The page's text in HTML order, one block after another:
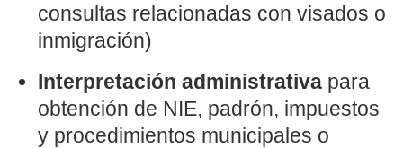
consultas relacionadas con visados o
inmigración)
Interpretación administrativa para
obtención de NIE, padrón, impuestos
y procedimientos municipales o